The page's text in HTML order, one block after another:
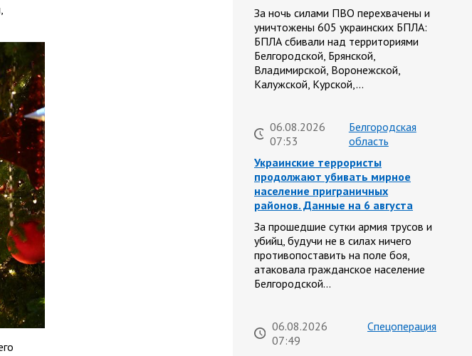
За ночь силами ПВО перехвачены и
уничтожены 605 украинских БПЛА:
БПЛА сбивали над территориями
Белгородской, Брянской,
Владимирской, Воронежской,
Калужской, Курской,…
06.08.2026
07:53
Белгородская
область
Украинские террористы
продолжают убивать мирное
население приграничных
районов. Данные на 6 августа
За прошедшие сутки армия трусов и
убийц, будучи не в силах ничего
противопоставить на поле боя,
атаковала гражданское население
Белгородской…
06.08.2026
07:49
Спецоперация